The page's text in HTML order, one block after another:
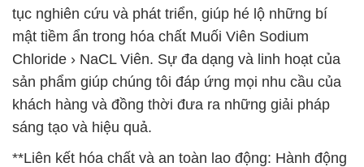
tục nghiên cứu và phát triển, giúp hé lộ những bí
mật tiềm ẩn trong hóa chất Muối Viên Sodium
Chloride › NaCL Viên. Sự đa dạng và linh hoạt của
sản phẩm giúp chúng tôi đáp ứng mọi nhu cầu của
khách hàng và đồng thời đưa ra những giải pháp
sáng tạo và hiệu quả.
**Liên kết hóa chất và an toàn lao động: Hành động